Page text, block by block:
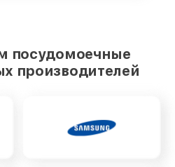
посудомоечные
производителей